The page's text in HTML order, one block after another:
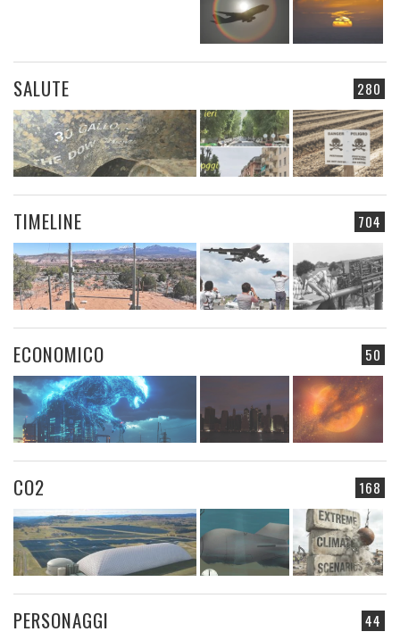
280
SALUTE
704
TIMELINE
50
ECONOMICO
168
CO2
44
PERSONAGGI